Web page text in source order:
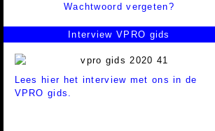
Wachtwoord vergeten?
Interview VPRO gids
Lees hier het interview met ons in de
VPRO gids.